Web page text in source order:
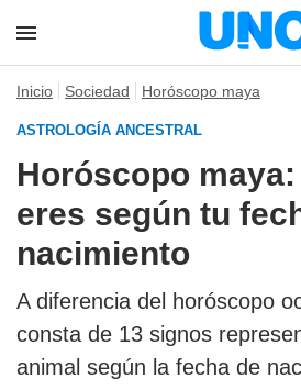
Inicio Sociedad Horóscopo maya
ASTROLOGÍA ANCESTRAL
Horóscopo
eres según tu
nacimiento
A diferencia del horóscopo
consta de 13 signos
animal según la fecha de